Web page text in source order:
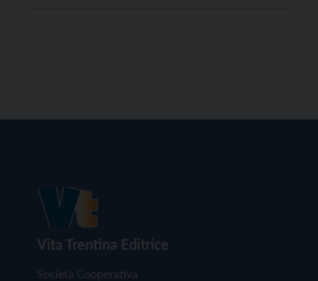
Vita Trentina Editrice
Società Cooperativa